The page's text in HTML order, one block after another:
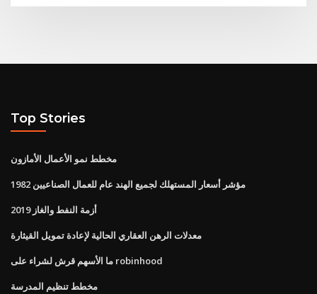
Top Stories
مخطط نمو الأعمال الأمازون
مؤشر أسعار المستهلك لجميع الهند عام للعمال الصناعيين 1982
أزمة النفط والغاز 2019
معدلات الرهن العقاري الحالية لإعادة تمويل القيثارة
ما الأسهم قرش لشراء على robinhood
مخطط تنظيم المدرسة